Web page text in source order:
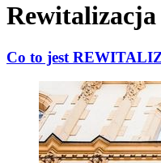
Rewitalizacja
Co to jest